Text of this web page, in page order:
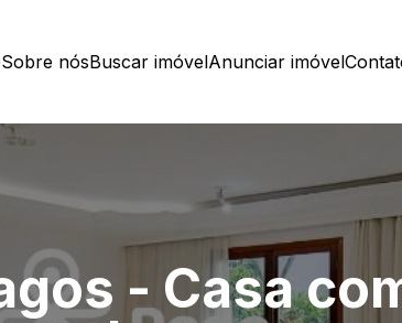
Sobre nósBuscar imóvelAnunciar imóvel
- Casa